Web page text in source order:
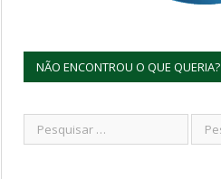
NÃO ENCONTROU O QUE QUERIA?